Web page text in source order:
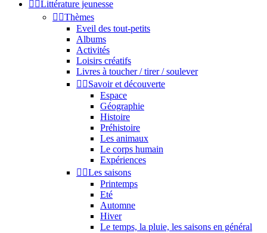
 Littérature jeunesse
 Thèmes
Eveil des tout-petits
Albums
Activités
Loisirs créatifs
Livres à toucher / tirer / soulever
 Savoir et découverte
Espace
Géographie
Histoire
Préhistoire
Les animaux
Le corps humain
Expériences
 Les saisons
Printemps
Eté
Automne
Hiver
Le temps, la pluie, les saisons en général